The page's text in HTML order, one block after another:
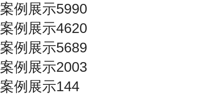
案例展示5990
案例展示4620
案例展示5689
案例展示2003
案例展示144